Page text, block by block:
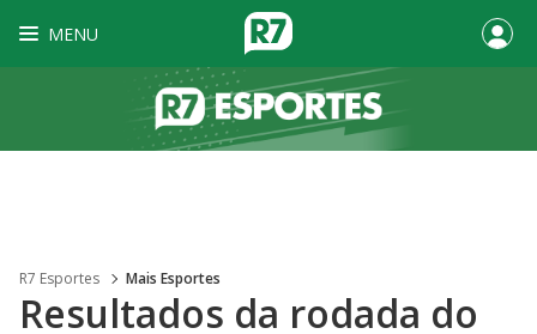
MENU
R7 Esportes Mais Esportes
Resultados da rodada do